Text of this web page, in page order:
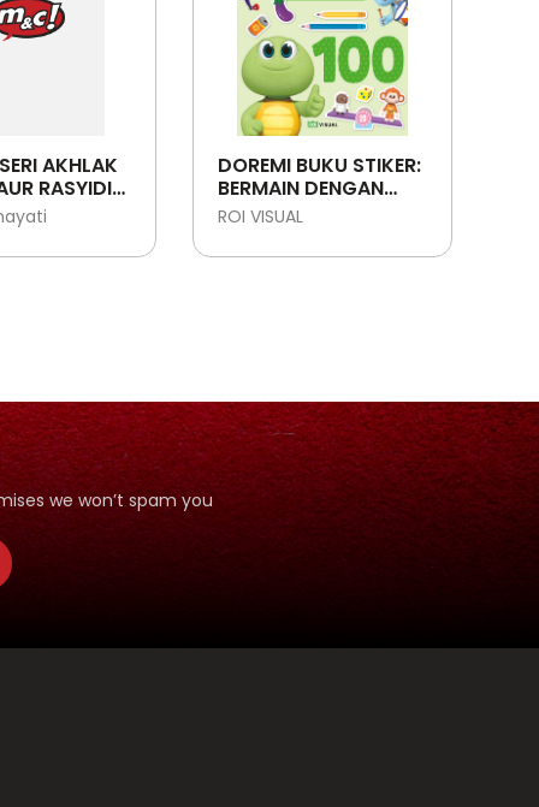
AKHLAK
RASYIDIN:
THALIB -
YANG
DOREMI BUKU STIKER:
BERMAIN DENGAN
ANGKA
ROI VISUAL
we won’t spam you